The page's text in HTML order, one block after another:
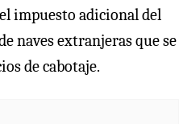
impuesto adicional del
naves extranjeras que se
de cabotaje.